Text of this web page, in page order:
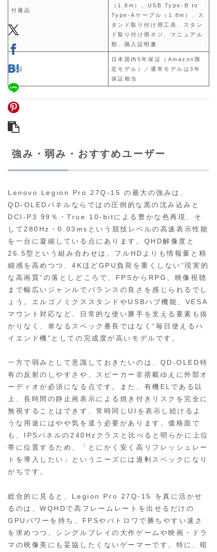
付属品
（1.8m）、USB Type‑B to
Type‑Aケーブル（1.8m）、ス
タンド取り付け用工具、スタン
ド取り付け用ネジ、マニュアル
類、購入証明書
保証
日本国内5年保証（Amazon限
定モデル）／通常モデルは3年
保証相当
強み・弱み・おすすめユーザー
Lenovo Legion Pro 27Q-15 の最大の強みは、
QD‑OLEDパネルならではの圧倒的な黒の沈み込みと
DCI‑P3 99％・True 10-bitによる豊かな色再現、そ
して280Hz・0.03msという競技レベルの高速表示性能
を一台に凝縮している点にあります。QHD解像度と
26.5型という組み合わせは、フルHDよりも情報量と精
細感を高めつつ、4KほどGPU負荷を重くしない“現実的
な高画質”の落としどころで、FPSからRPG、映像視聴
まで幅広いジャンルでバランスの良さを感じられるでし
ょう。エルゴノミクススタンドやUSBハブ機能、VESA
マウント対応など、日常的な使い勝手を支える要素も抜
かりなく、単なるスペック番長ではなく“毎日使えるハ
イエンド機”としての完成度が高いモデルです。
一方で弱みとして意識しておきたいのは、QD‑OLED特
有の反射のしやすさや、スピーカー非搭載ゆえに外部オ
ーディオが必須になる点です。また、有機ELである以
上、長時間の静止画表示による焼き付きリスクを完全に
無視することはできず、常時同じUIを表示し続けるよ
うな用途にはやや気を遣う必要があります。価格面で
も、IPSパネルの240Hzクラスと比べると明らかに上位
帯に位置するため、「とにかく安く高リフレッシュレー
トを導入したい」というニーズには過剰スペックになり
がちです。
総合的に見ると、Legion Pro 27Q-15 を真に活かせ
るのは、WQHDで高フレームレートを出せるだけの
GPUパワーを持ち、FPSやバトロワで勝ちやすい速さ
を求めつつ、シングルプレイの大作ゲームや映画・ドラ
マの映像美にも妥協したくないゲーマーです。特に、暗